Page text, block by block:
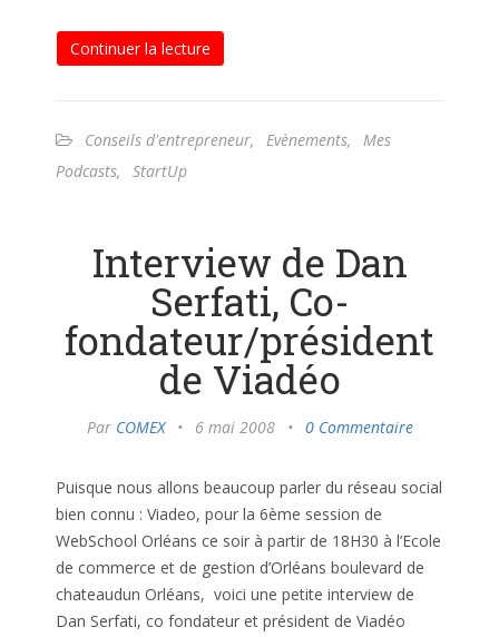
Continuer la lecture
Conseils d'entrepreneur, Evènements,
Mes
Podcasts, StartUp
Interview de Dan
Serfati, Co-
fondateur/président
de Viadéo
Par COMEX • 6 mai 2008 • 0 Commentaire
Puisque nous allons beaucoup parler du réseau social
bien connu : Viadeo, pour la 6ème session de
WebSchool Orléans ce soir à partir de 18H30 à l’Ecole
de commerce et de gestion d’Orléans boulevard de
chateaudun Orléans, voici une petite interview de
Dan Serfati, co fondateur et président de Viadéo